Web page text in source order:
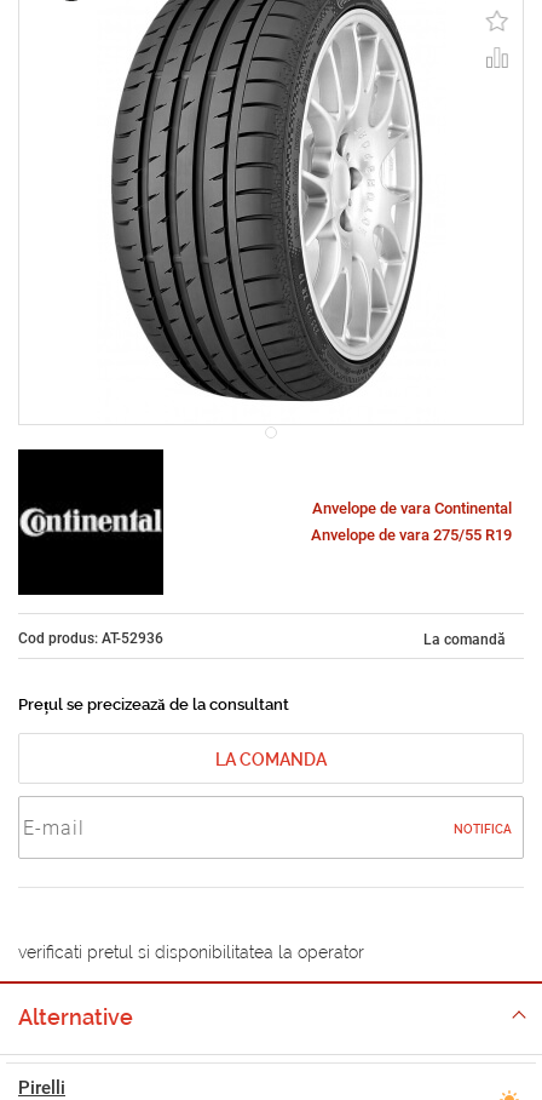
Anvelope de vara Continental
Anvelope de vara 275/55 R19
Cod produs: AT-52936 La comandă
Prețul se precizează de la consultant
LA COMANDA
NOTIFICA
verificati pretul si disponibilitatea la operator
Alternative
Pirelli